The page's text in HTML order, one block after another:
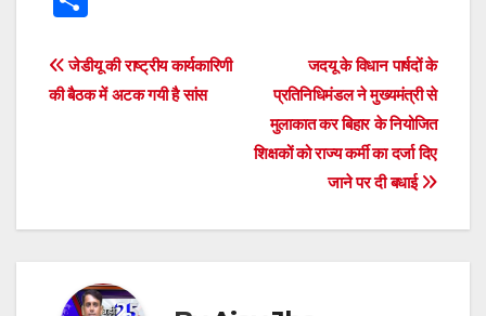
s
A
e
b
er e
d
s
gr
a
m
e
dI
n
di
t
ar
e
Post
जदयू के विधान पार्षदों के
प्रतिनिधिमंडल ने मुख्यमंत्री से
मुलाकात कर बिहार के नियोजित
शिक्षकों को राज्य कर्मी का दर्जा दिए
जाने पर दी बधाई
जेडीयू की राष्‍ट्रीय कार्यकारिणी
की बैठक में अटक गयी है सांस